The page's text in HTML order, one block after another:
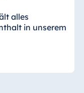
alles
in unserem